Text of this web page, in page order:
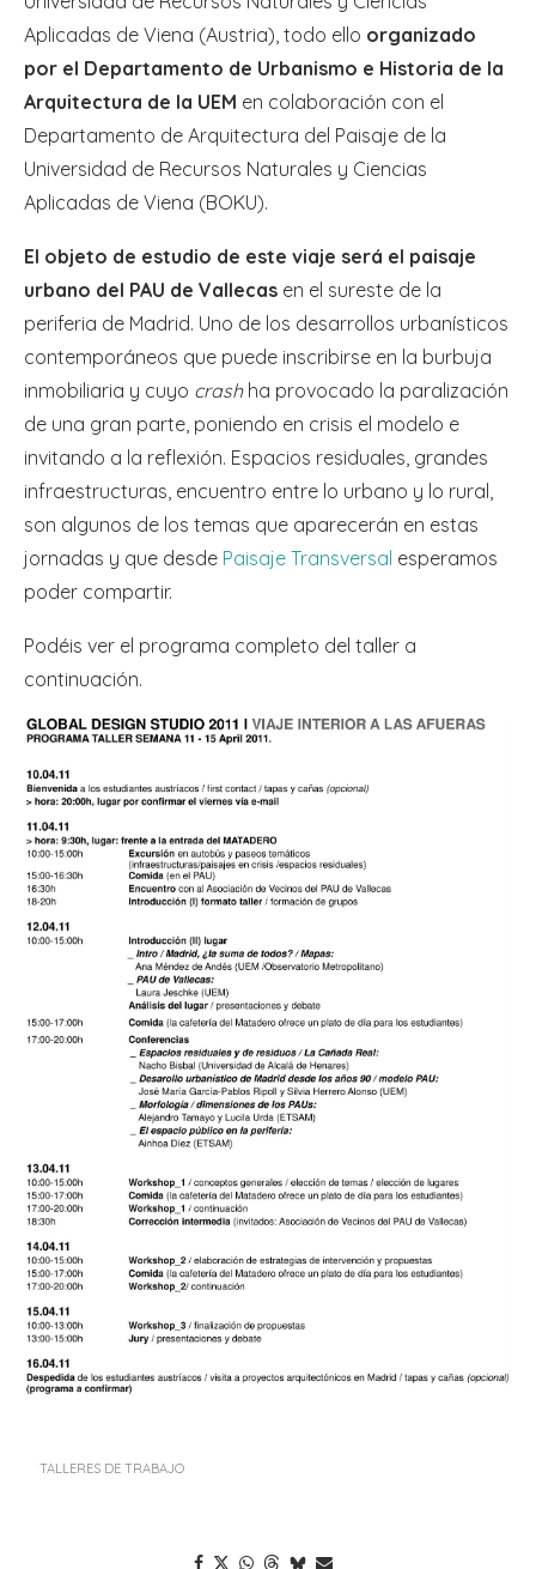
Aplicadas de Viena (Austria), todo ello organizado
por el Departamento de Urbanismo e Historia de la
Arquitectura de la UEM en colaboración con el
Departamento de Arquitectura del Paisaje de la
Universidad de Recursos Naturales y Ciencias
Aplicadas de Viena (BOKU).
El objeto de estudio de este viaje será el paisaje
urbano del PAU de Vallecas en el sureste de la
periferia de Madrid. Uno de los desarrollos urbanísticos
contemporáneos que puede inscribirse en la burbuja
inmobiliaria y cuyo crashha provocado la paralización
de una gran parte, poniendo en crisis el modelo e
invitando a la reflexión. Espacios residuales, grandes
infraestructuras, encuentro entre lo urbano y lo rural,
son algunos de los temas que aparecerán en estas
jornadas y que desde Paisaje Transversal esperamos
poder compartir.
Podéis ver el programa completo del taller a
continuación.
TALLERES DE TRABAJO